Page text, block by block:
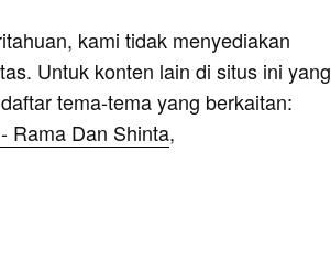
kami tidak menyediakan
Untuk konten lain di situs ini yang
tema-tema yang berkaitan:
Rama Dan Shinta,